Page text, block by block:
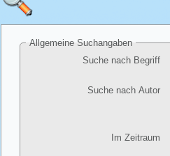
Allgemeine Suchangaben
Suche nach Begriff
Suche nach Autor
Im Zeitraum